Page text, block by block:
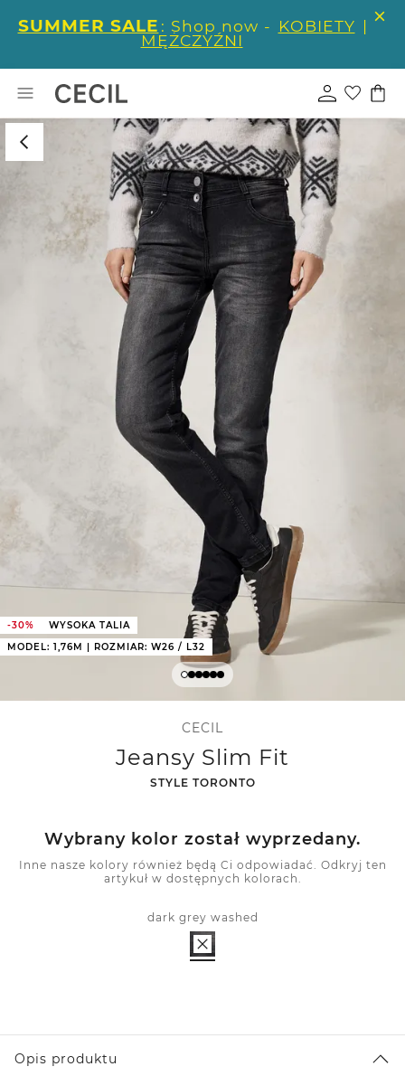
SUMMER SALE : Shop now - KOBIETY |
MĘŻCZYŹNI
-30%
WYSOKA TALIA
MODEL: 1,76M | ROZMIAR: W26 / L32
CECIL
Jeansy Slim Fit
-
STYLE TORONTO
Wybrany kolor został wyprzedany.
Inne nasze kolory również będą Ci odpowiadać. Odkryj ten
artykuł w dostępnych kolorach.
dark grey washed
Opis produktu